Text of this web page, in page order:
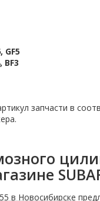
GF5
BF3
запчасти в
в Новосибирске